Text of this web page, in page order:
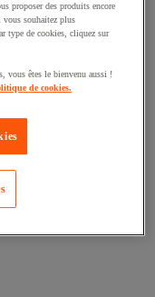
proposer des produits encore
vous souhaitez plus
type de cookies, cliquez sur
vous êtes le bienvenu aussi !
de cookies.